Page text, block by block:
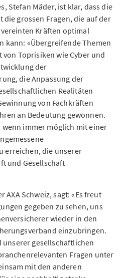
Stefan Mäder, ist klar, dass die
grossen Fragen, die auf der
Kräften optimal
kann: «Übergreifende Themen
Toprisiken wie Cyber und
der
die Anpassung der
Realitäten
von Fachkräften
an Bedeutung gewonnen.
wenn immer möglich mit einer
erreichen, die unserer
und Gesellschaft
AXA Schweiz, sagt: «Es freut
gegeben zu sehen, uns
wieder in den
einzubringen.
unserer gesellschaftlichen
Fragen unter
mit den anderen